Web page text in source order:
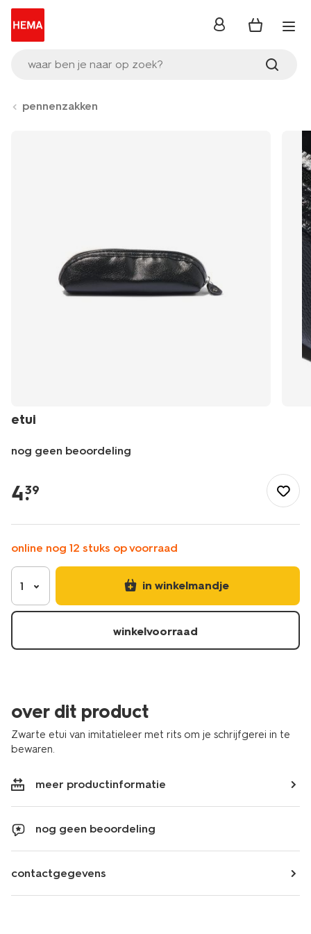
waar ben je naar op zoek?
inloggen
pennenzakken
etui
nog geen beoordeling
be/kantoor/schrijfwaren/etuis/etui-
14400500.html
4.
39
online nog 12 stuks op voorraad
1 in winkelmandje
winkelvoorraad
over dit product
Zwarte etui van imitatieleer met rits om je schrijfgerei in te
bewaren.
meer productinformatie
nog geen beoordeling
contactgegevens